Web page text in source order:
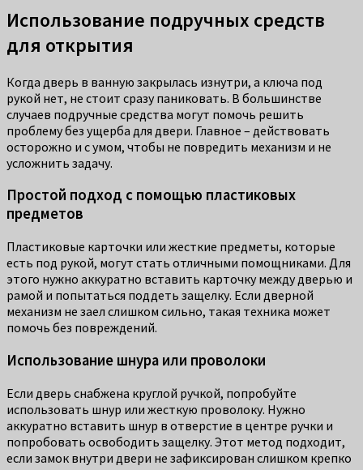
Использование подручных средств
для открытия
Когда дверь в ванную закрылась изнутри, а ключа под
рукой нет, не стоит сразу паниковать. В большинстве
случаев подручные средства могут помочь решить
проблему без ущерба для двери. Главное – действовать
осторожно и с умом, чтобы не повредить механизм и не
усложнить задачу.
Простой подход с помощью пластиковых
предметов
Пластиковые карточки или жесткие предметы, которые
есть под рукой, могут стать отличными помощниками. Для
этого нужно аккуратно вставить карточку между дверью и
рамой и попытаться поддеть защелку. Если дверной
механизм не заел слишком сильно, такая техника может
помочь без повреждений.
Использование шнура или проволоки
Если дверь снабжена круглой ручкой, попробуйте
использовать шнур или жесткую проволоку. Нужно
аккуратно вставить шнур в отверстие в центре ручки и
попробовать освободить защелку. Этот метод подходит,
если замок внутри двери не зафиксирован слишком крепко